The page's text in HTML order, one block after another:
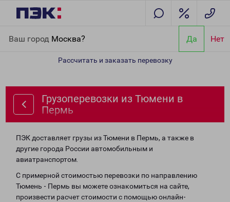
Ваш город Москва? Да Нет
Рассчитать и заказать перевозку
Грузоперевозки из Тюмени в
Пермь
ПЭК доставляет грузы из Тюмени в Пермь, а также в
другие города России автомобильным и
авиатранспортом.
С примерной стоимостью перевозки по направлению
Тюмень - Пермь вы можете ознакомиться на сайте,
произвести расчет стоимости с помощью онлайн-